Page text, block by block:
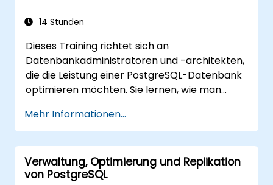
pgpool-II zur Verbindungs-Pooling-Funktion
Hochverfügbarkeit nutzen können – mit dem
Ziel, in unternehmenskritischen Umgebungen
eine zuverlässige Datenbankinfrastruktur für
besonders ausgelastete
Geschäftsanwendungen bereitzustellen.
14 Stunden
Dieses Training richtet sich an
Datenbankadministratoren und -architekten,
die die Leistung einer PostgreSQL-Datenbank
optimieren möchten. Sie lernen, wie man
potenzielle Engpässe in SQL-Befehlen
identifiziert. Ebenso werden die wichtigsten
Einstellungen behandelt, die zur Erzielung
optimaler Performance angepasst werden
müssen.
Mehr Informationen...
Verwaltung, Optimierung und Replikation
von PostgreSQL